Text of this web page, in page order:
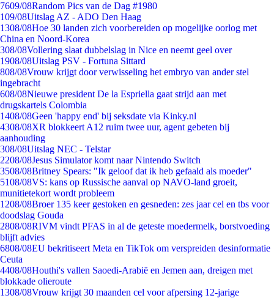
7609/08Random Pics van de Dag #1980
109/08Uitslag AZ - ADO Den Haag
1308/08Hoe 30 landen zich voorbereiden op mogelijke oorlog met
China en Noord-Korea
308/08Vollering slaat dubbelslag in Nice en neemt geel over
1908/08Uitslag PSV - Fortuna Sittard
808/08Vrouw krijgt door verwisseling het embryo van ander stel
ingebracht
608/08Nieuwe president De la Espriella gaat strijd aan met
drugskartels Colombia
1408/08Geen 'happy end' bij seksdate via Kinky.nl
4308/08XR blokkeert A12 ruim twee uur, agent gebeten bij
aanhouding
308/08Uitslag NEC - Telstar
2208/08Jesus Simulator komt naar Nintendo Switch
3508/08Britney Spears: "Ik geloof dat ik heb gefaald als moeder"
5108/08VS: kans op Russische aanval op NAVO-land groeit,
munitietekort wordt probleem
1208/08Broer 135 keer gestoken en gesneden: zes jaar cel en tbs voor
doodslag Gouda
2808/08RIVM vindt PFAS in al de geteste moedermelk, borstvoeding
blijft advies
6808/08EU bekritiseert Meta en TikTok om verspreiden desinformatie
Ceuta
4408/08Houthi's vallen Saoedi-Arabië en Jemen aan, dreigen met
blokkade olieroute
1308/08Vrouw krijgt 30 maanden cel voor afpersing 12-jarige